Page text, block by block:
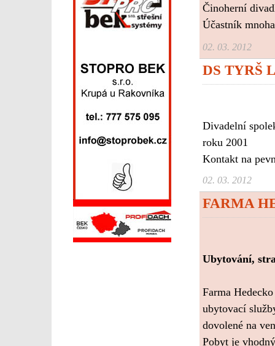
Činoherní
Účastník
02. 03. 2012
DS TYRŠ
Divadelní
roku 2001
Kontakt na
02. 03. 2012
FARMA
Ubytování,
Farma
ubytovací
dovolené na
Pobyt je